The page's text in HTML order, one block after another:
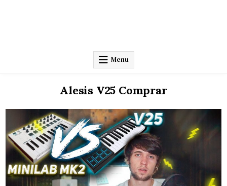
Menu
Alesis V25 Comprar